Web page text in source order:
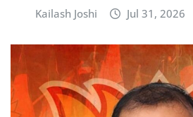
Kailash Joshi Jul 31, 2026